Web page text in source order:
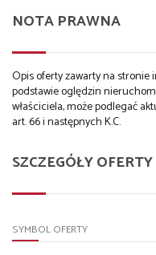
NOTA PRAWNA
Opis oferty zawarty na stronie
podstawie oględzin
właściciela, może podlegać
art. 66 i następnych K.C.
SZCZEGÓŁY OFERTY
SYMBOL OFERTY